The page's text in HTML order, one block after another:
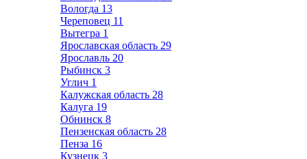
Вологда 13
Череповец 11
Вытегра 1
Ярославская область 29
Ярославль 20
Рыбинск 3
Углич 1
Калужская область 28
Калуга 19
Обнинск 8
Пензенская область 28
Пенза 16
Кузнецк 3